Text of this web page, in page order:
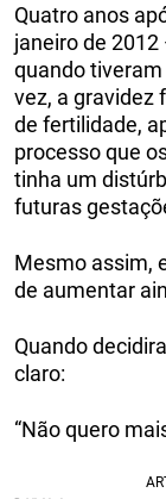
Quatro anos
janeiro de
quando
vez, a gravidez
de fertilidade,
processo que
tinha um
futuras
Mesmo assim,
de aumentar
Quando
claro:
“Não quero